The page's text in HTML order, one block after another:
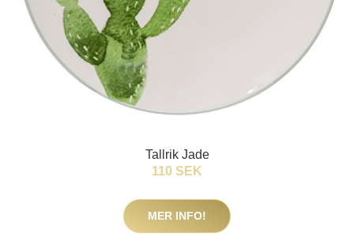
Tallrik Jade
110 SEK
MER INFO!